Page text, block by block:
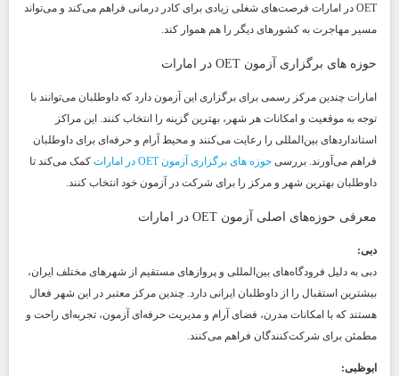
OET در امارات فرصت‌های شغلی زیادی برای کادر درمانی فراهم می‌کند و می‌تواند
مسیر مهاجرت به کشورهای دیگر را هم هموار کند.
حوزه های برگزاری آزمون OET در امارات
امارات چندین مرکز رسمی برای برگزاری این آزمون دارد که داوطلبان می‌توانند با
توجه به موقعیت و امکانات هر شهر، بهترین گزینه را انتخاب کنند. این مراکز
استانداردهای بین‌المللی را رعایت می‌کنند و محیط آرام و حرفه‌ای برای داوطلبان
فراهم می‌آورند. بررسی حوزه های برگزاری آزمون OET در امارات
کمک می‌کند تا
داوطلبان بهترین شهر و مرکز را برای شرکت در آزمون خود انتخاب کنند.
معرفی حوزه‌های اصلی آزمون OET در امارات
دبی:
دبی به دلیل فرودگاه‌های بین‌المللی و پروازهای مستقیم از شهرهای مختلف ایران،
بیشترین استقبال را از داوطلبان ایرانی دارد. چندین مرکز معتبر در این شهر فعال
هستند که با امکانات مدرن، فضای آرام و مدیریت حرفه‌ای آزمون، تجربه‌ای راحت و
مطمئن برای شرکت‌کنندگان فراهم می‌کنند.
ابوظبی: